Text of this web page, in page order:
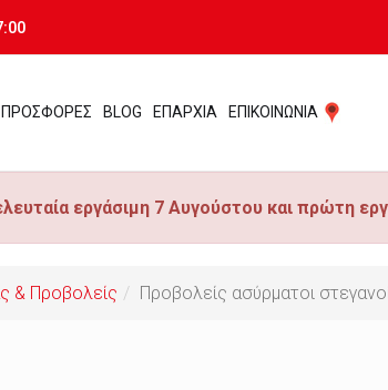
ΠΡΟΣΦΟΡΕΣ BLOG ΕΠΑΡΧΙΑ ΕΠΙΚΟΙΝΩΝΙΑ
εργάσιμη 7 Αυγούστου και πρώτη
& Προβολείς Προβολείς ασύρματοι